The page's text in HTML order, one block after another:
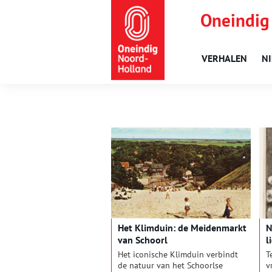
VERHALEN
Het Klimduin: de Meidenmarkt
van Schoorl
Het iconische Klimduin verbindt
de natuur van het Schoorlse